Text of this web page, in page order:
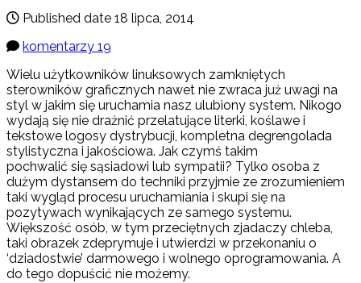
Published date 18 lipca, 2014
komentarzy 19
Wielu użytkowników linuksowych zamkniętych
sterowników graficznych nawet nie zwraca już uwagi na
styl w jakim się uruchamia nasz ulubiony system. Nikogo
wydają się nie drażnić przelatujące literki, koślawe i
tekstowe logosy dystrybucji, kompletna degrengolada
stylistyczna i jakościowa. Jak czymś takim
pochwalić się sąsiadowi lub sympatii? Tylko osoba z
dużym dystansem do techniki przyjmie ze zrozumieniem
taki wygląd procesu uruchamiania i skupi się na
pozytywach wynikających ze samego systemu.
Większość osób, w tym przeciętnych zjadaczy chleba,
taki obrazek zdeprymuje i utwierdzi w przekonaniu o
‘dziadostwie’ darmowego i wolnego oprogramowania. A
do tego dopuścić nie możemy.